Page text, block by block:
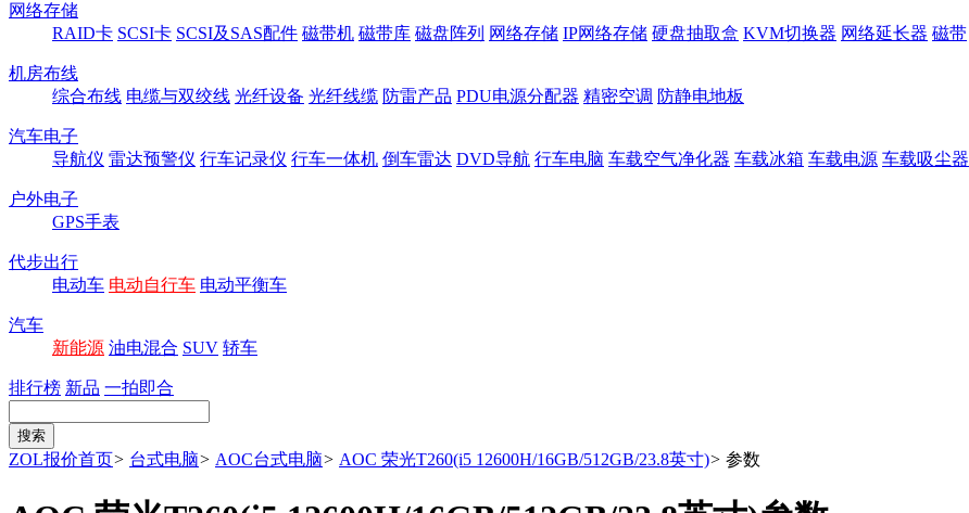
网络存储
RAID卡 SCSI卡 SCSI及SAS配件 磁带机 磁带库 磁盘阵列 网络存储 IP网络存储 硬盘抽取盒 KVM切换器 网络延长器 磁带
机房布线
综合布线 电缆与双绞线 光纤设备 光纤线缆 防雷产品 PDU电源分配器 精密空调 防静电地板
汽车电子
导航仪 雷达预警仪 行车记录仪 行车一体机 倒车雷达 DVD导航 行车电脑 车载空气净化器 车载冰箱 车载电源 车载吸尘器
户外电子
GPS手表
代步出行
电动车 电动自行车 电动平衡车
汽车
新能源 油电混合 SUV 轿车
排行榜 新品 一拍即合
ZOL报价首页> 台式电脑> AOC台式电脑> AOC 荣光T260(i5 12600H/16GB/512GB/23.8英寸)> 参数